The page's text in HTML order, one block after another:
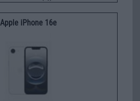
Apple iPhone 16e